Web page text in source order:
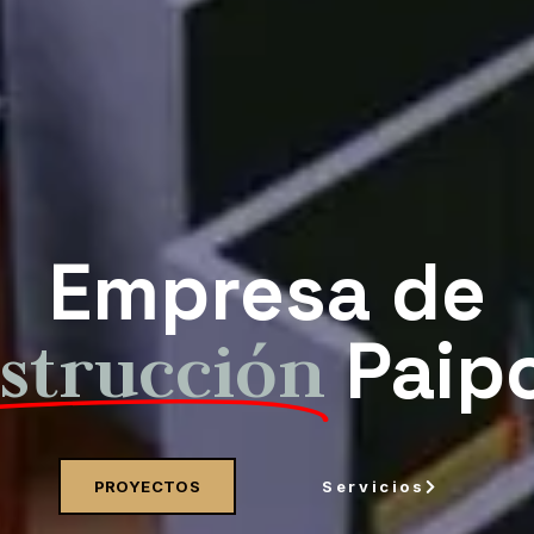
Empresa de
PROYECTOS Servicios